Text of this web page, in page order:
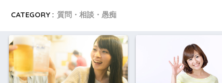
CATEGORY : 質問・相談・愚痴